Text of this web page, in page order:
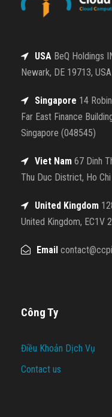
USA BeQ Holdings
Newark, DE 19713, USA
Singapore 14
Far East Finance
Singapore (048545)
Viet Nam 67 Dinh
Thu Duc District, Ho
United Kingdom
United Kingdom, EC1V
Email
Công Ty
Điều Khoản Dịch Vụ
Contact us